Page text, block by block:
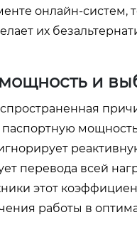
онлайн-систем,
их
и
перевода всей
этот
работы в